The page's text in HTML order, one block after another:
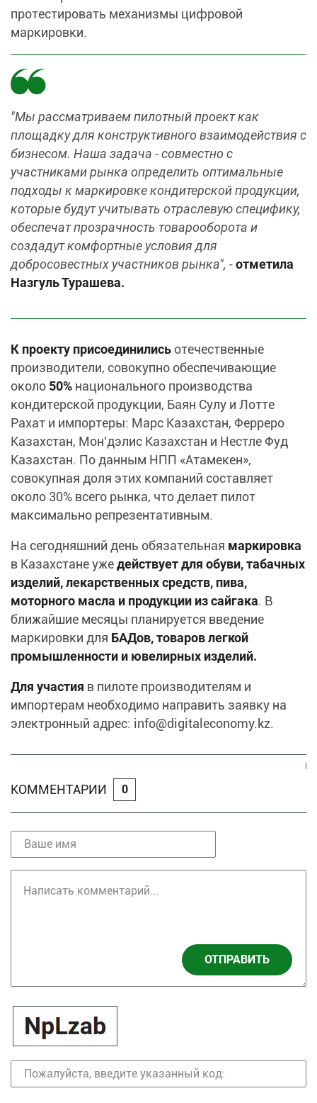
протестировать механизмы цифровой
маркировки.
"Мы рассматриваем пилотный проект как
площадку для конструктивного взаимодействия с
бизнесом. Наша задача - совместно с
участниками рынка определить оптимальные
подходы к маркировке кондитерской продукции,
которые будут учитывать отраслевую специфику,
обеспечат прозрачность товарооборота и
создадут комфортные условия для
добросовестных участников рынка", -отметила
Назгуль Турашева.
К проекту присоединились отечественные
производители, совокупно обеспечивающие
около 50% национального производства
кондитерской продукции, Баян Сулу и Лотте
Рахат и импортеры: Марс Казахстан, Ферреро
Казахстан, Мон'дэлис Казахстан и Нестле Фуд
Казахстан. По данным НПП «Атамекен»,
совокупная доля этих компаний составляет
около 30% всего рынка, что делает пилот
максимально репрезентативным.
На сегодняшний день обязательная маркировка
в Казахстане ужедействует для обуви, табачных
изделий, лекарственных средств, пива,
моторного масла и продукции из сайгака. В
ближайшие месяцы планируется введение
маркировки для БАДов, товаров легкой
промышленности и ювелирных изделий.
Для участия в пилоте производителям и
импортерам необходимо направить заявку на
электронный адрес: info@digitaleconomy.kz.
КОММЕНТАРИИ 0
ОТПРАВИТЬ